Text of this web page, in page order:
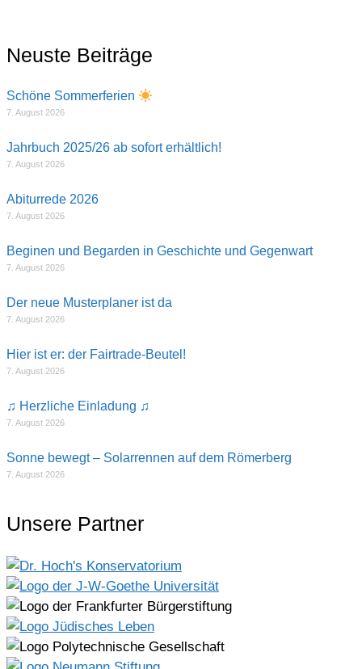
Neuste Beiträge
Schöne Sommerferien
7. August 2026
Jahrbuch 2025/26 ab sofort erhältlich!
7. August 2026
Abiturrede 2026
7. August 2026
Beginen und Begarden in Geschichte und Gegenwart
7. August 2026
Der neue Musterplaner ist da
7. August 2026
Hier ist er: der Fairtrade-Beutel!
7. August 2026
♫ Herzliche Einladung ♫
7. August 2026
Sonne bewegt – Solarrennen auf dem Römerberg
7. August 2026
Unsere Partner